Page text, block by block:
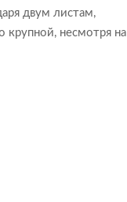
двум листам,
крупной, несмотря на